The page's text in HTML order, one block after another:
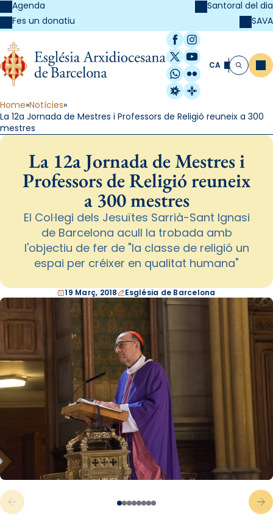
Agenda
Fes un donatiu
Santoral del dia
SAVA
Facebook
Instagram
X / Twitter
YouTube
WhatsApp
Flickr
Radio Estel
Catalunya
CA Cerca
Home Notícies
La 12a Jornada de Mestres i Professors de Religió reuneix a 300
mestres
La 12a Jornada de Mestres i
Professors de Religió reuneix
a 300 mestres
El Col·legi dels Jesuïtes Sarrià-Sant Ignasi
de Barcelona acull la trobada amb
l'objectiu de fer de "la classe de religió un
espai per créixer en qualitat humana"
19 Març, 2018 Església de Barcelona